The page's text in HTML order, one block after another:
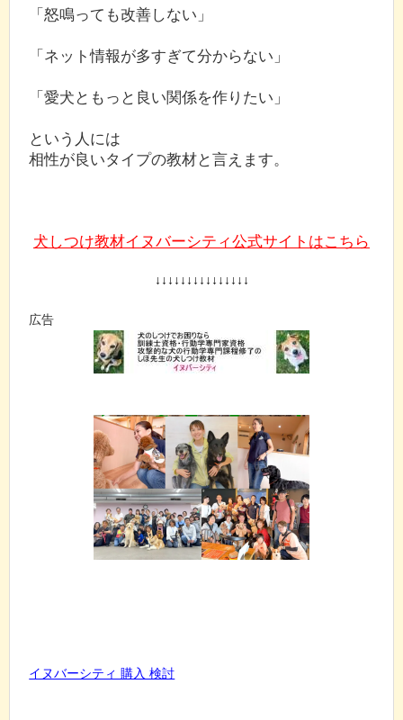
「怒鳴っても改善しない」
「ネット情報が多すぎて分からない」
「愛犬ともっと良い関係を作りたい」
という人には
相性が良いタイプの教材と言えます。
犬しつけ教材イヌバーシティ公式サイトはこちら
↓↓↓↓↓↓↓↓↓↓↓↓↓↓↓
広告
イヌバーシティ 購入 検討